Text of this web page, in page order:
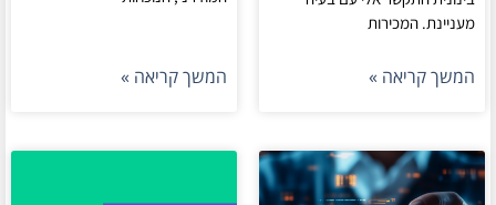
מעניינת. המכירות
המשך קריאה » המשך קריאה »